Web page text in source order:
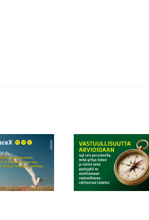
Vastuullisuusviestintä
ei ole enää
viestintäkysymys
ESR+ voi
järjestöille
kuin
voi auttaa